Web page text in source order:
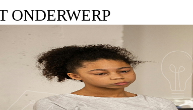
ONDERWERP